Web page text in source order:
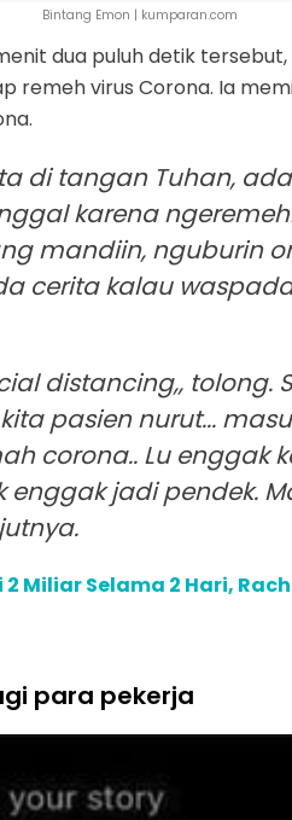
Bintang Emon | kumparan.com
dua puluh detik
remeh virus Corona. Ia
di tangan Tuhan,
karena
mandiin, nguburin
cerita kalau
distancing,, tolong.
pasien nurut...
corona.. Lu enggak
enggak jadi pendek.
Miliar Selama 2 Hari,
para pekerja